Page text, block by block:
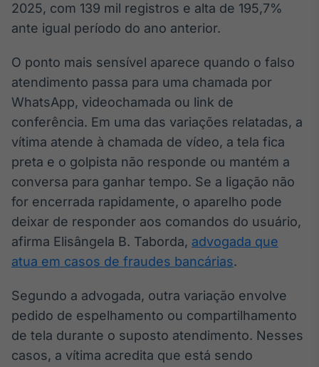
noticiosos
Soluções de
Tecnologia
Broadcast
Radar
Monitoramento
notícias e
conteúdos
Broadcast
Fundos
A melhor
plataforma para
de investimento
no Brasil
Em breve
2025, com 139 mil registros e alta de 195,7%
ante igual período do ano anterior.
O ponto mais sensível aparece quando o falso
atendimento passa para uma chamada por
WhatsApp, videochamada ou link de
conferência. Em uma das variações relatadas, a
vítima atende à chamada de vídeo, a tela fica
preta e o golpista não responde ou mantém a
conversa para ganhar tempo. Se a ligação não
for encerrada rapidamente, o aparelho pode
deixar de responder aos comandos do usuário,
afirma Elisângela B. Taborda, advogada que
atua em casos de fraudes bancárias.
Segundo a advogada, outra variação envolve
pedido de espelhamento ou compartilhamento
de tela durante o suposto atendimento. Nesses
casos, a vítima acredita que está sendo